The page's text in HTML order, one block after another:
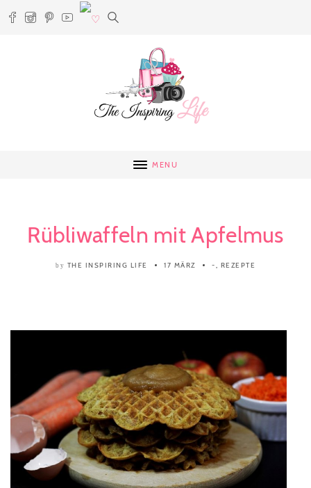
MENU
Rübliwaffeln mit Apfelmus
by THE INSPIRING LIFE 17 MÄRZ -, REZEPTE